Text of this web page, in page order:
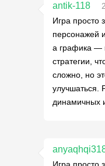
antik-118
Игра просто
персонажей
а графика —
стратегии,
сложно, но
улучшаться.
динамичных